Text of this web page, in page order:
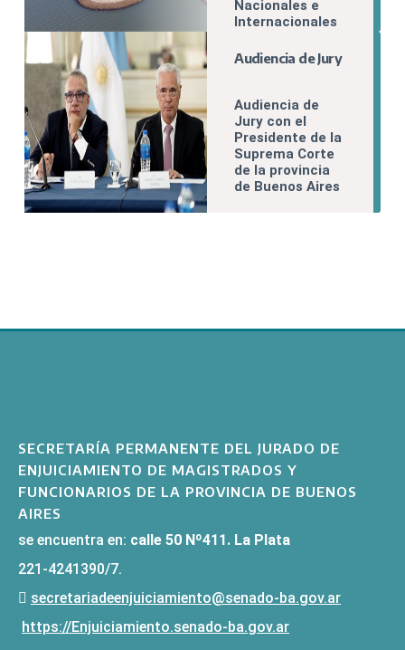
Nacionales e
Internacionales
Audiencia de Jury
Audiencia de
Jury con el
Presidente de la
Suprema Corte
de la provincia
de Buenos Aires
SECRETARÍA PERMANENTE DEL JURADO DE
ENJUICIAMIENTO DE MAGISTRADOS Y
FUNCIONARIOS DE LA PROVINCIA DE BUENOS
AIRES
se encuentra en: calle 50 Nº411. La Plata
221-4241390/7.
secretariadeenjuiciamiento@senado-ba.gov.ar
https://Enjuiciamiento.senado-ba.gov.ar